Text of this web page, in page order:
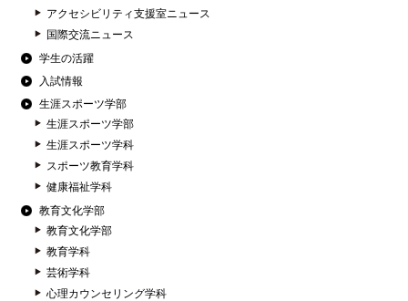
アクセシビリティ支援室ニュース
国際交流ニュース
学生の活躍
入試情報
生涯スポーツ学部
生涯スポーツ学部
生涯スポーツ学科
スポーツ教育学科
健康福祉学科
教育文化学部
教育文化学部
教育学科
芸術学科
心理カウンセリング学科